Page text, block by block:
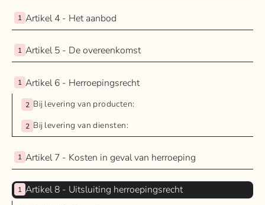
1 Artikel 4 - Het aanbod
1 Artikel 5 - De overeenkomst
1 Artikel 6 - Herroepingsrecht
2 Bij levering van producten:
2 Bij levering van diensten:
1 Artikel 7 - Kosten in geval van herroeping
1 Artikel 8 - Uitsluiting herroepingsrecht